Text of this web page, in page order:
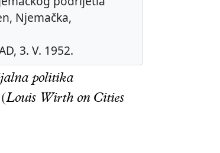
Njemačka,
3. V. 1952.
politika
(Louis Wirth on Cities